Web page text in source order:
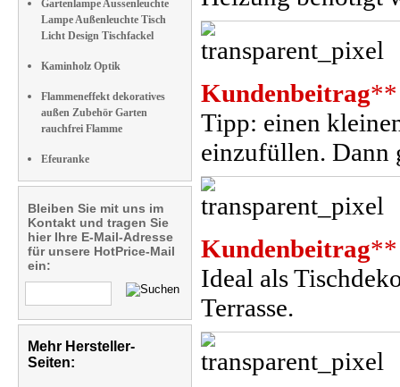
Gartenlampe Aussenleuchte
Lampe Außenleuchte Tisch
Licht Design Tischfackel
Kaminholz Optik
Flammeneffekt dekoratives
außen Zubehör Garten
rauchfrei Flamme
Efeuranke
Bleiben Sie mit uns im
Kontakt und tragen Sie
hier Ihre E-Mail-Adresse
für unsere HotPrice-Mail
ein:
Mehr Hersteller-
Seiten:
Kundenbeitrag**
Tipp: einen
einzufüllen. Dann
Kundenbeitrag**
Ideal als
Terrasse.